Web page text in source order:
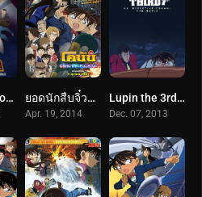
Detective Conan Missing Conan Edogawa Case (2015) ยอดนักสืบจิ๋วโคนัน ภาคพิเศษ คดีปริศนากับโคนันที่หายไป (2014) ยอดนักสืบจิ๋วโคนัน เดอะมูฟวี่ 18: ปริศนากระสุนมรณะ (2014) Detective Conan The Movie 18: Dimensional Sniper
Apr. 19, 2014
Lupin the 3rd vs. Detective Conan: The Movie (2013) ลูแปงที่ 3 ปะทะ ยอดนักสืบจิ๋วโคนัน เดอะ มูฟวี่
Dec. 07, 2013